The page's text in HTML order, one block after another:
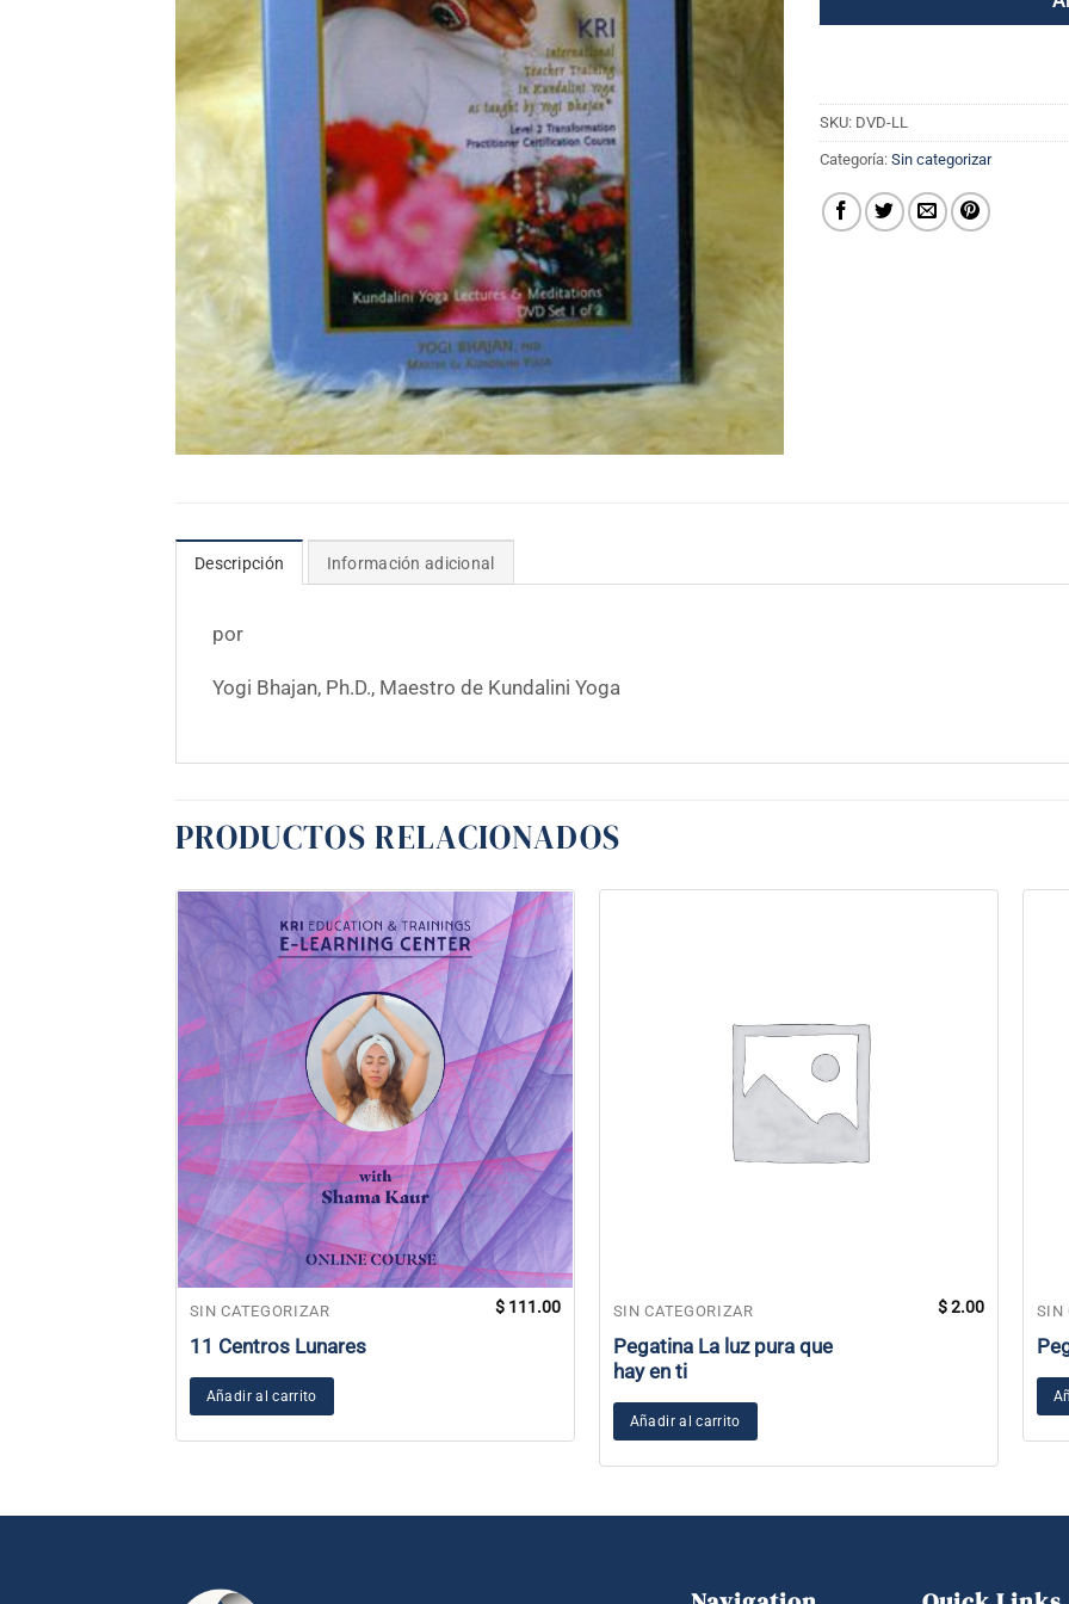
SKU: DVD-LL
Categoría: Sin categorizar
Descripción Información adicional
por
Yogi Bhajan, Ph.D., Maestro de Kundalini Yoga
PRODUCTOS RELACIONADOS
SIN CATEGORIZAR
11 Centros Lunares
$ 111.00
Añadir al carrito
SIN CATEGORIZAR
Pegatina La luz pura que
hay en ti
$2.00
Añadir al carrito
SIN